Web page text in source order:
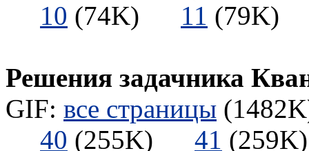
10 (74K) 11
Решения задачника
GIF: все страницы
40 (255K) 41